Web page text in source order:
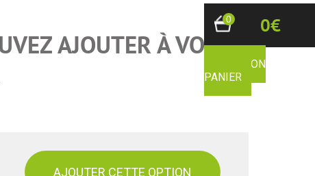
AJOUTER À VOTRE
0 0€
VOIR MON
PANIER